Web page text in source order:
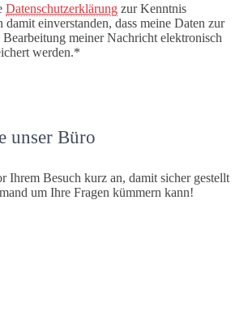
Datenschutzerklärung zur Kenntnis
damit einverstanden, dass meine Daten zur
meiner Nachricht elektronisch
werden.*
unser Büro
Ihrem Besuch kurz an, damit sicher gestellt
um Ihre Fragen kümmern kann!